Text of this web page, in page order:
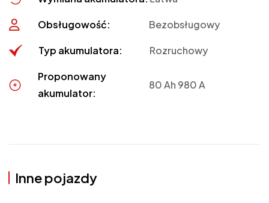
Obsługowość: Bezobsługowy
Typ akumulatora: Rozruchowy
Proponowany
akumulator:
80 Ah 980 A
Inne pojazdy